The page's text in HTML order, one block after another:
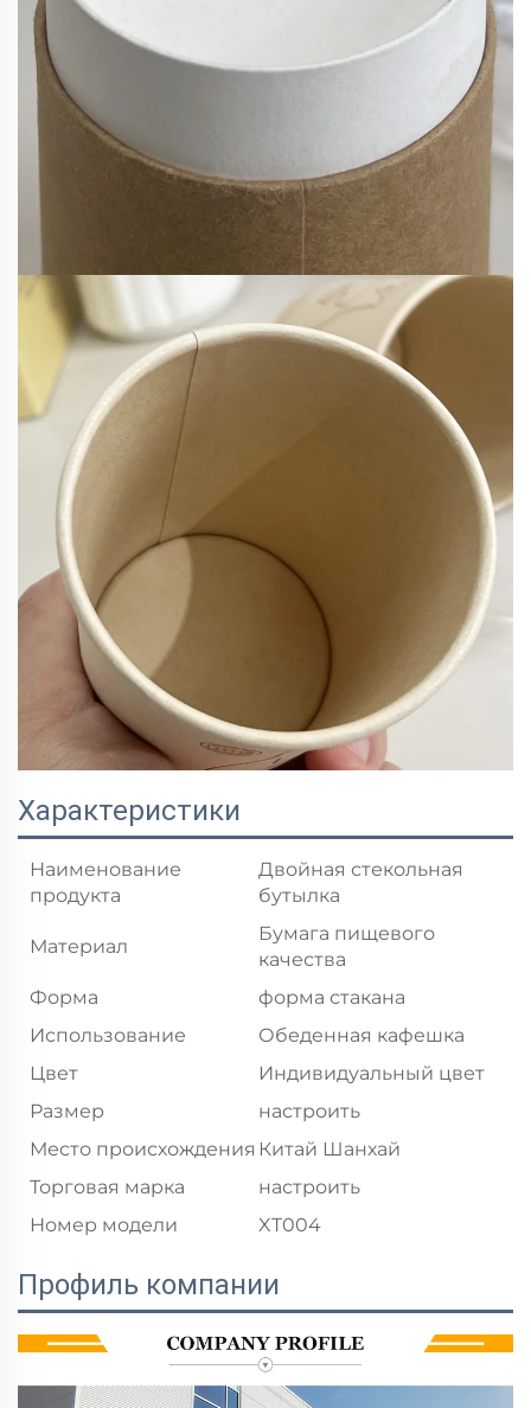
Характеристики
Наименование
продукта
Двойная стекольная
бутылка
Материал
Бумага пищевого
качества
Форма
форма стакана
Использование
Обеденная кафешка
Цвет
Индивидуальный цвет
Размер
настроить
Место происхождения Китай Шанхай
Торговая марка
настроить
Номер модели
XT004
Профиль компании